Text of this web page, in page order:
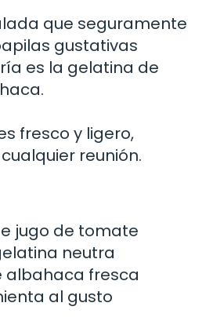
que seguramente
gustativas
es la gelatina de
fresco y ligero,
reunión.
jugo de tomate
neutra
albahaca fresca
al gusto